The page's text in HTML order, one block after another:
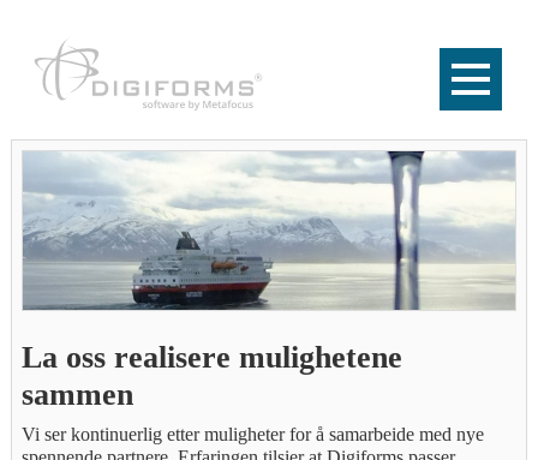
La oss realisere mulighetene
sammen
Vi ser kontinuerlig etter muligheter for å samarbeide med nye